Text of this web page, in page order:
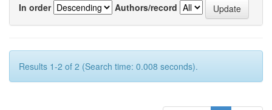
In order
Authors/record
Results 1-2 of 2 (Search time: 0.008 seconds).